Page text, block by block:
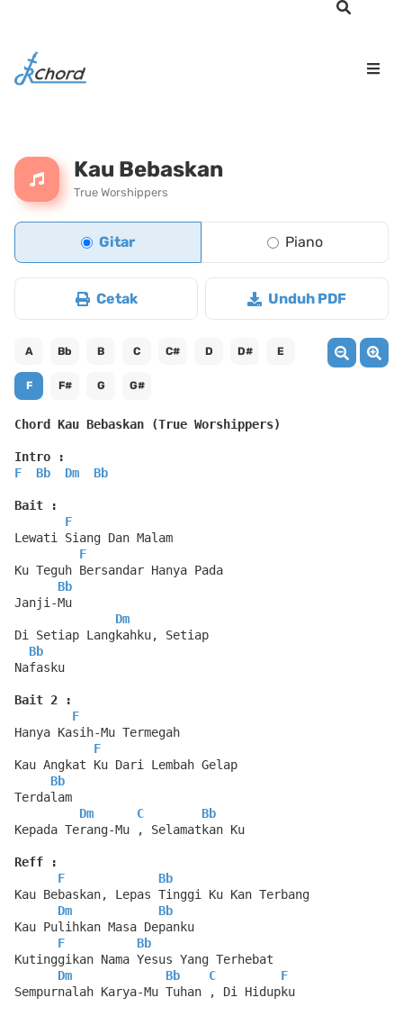
Kau Bebaskan
True Worshippers
Gitar Piano
Cetak Unduh PDF
A Bb B C C# D D# E
F F# G G#
Chord Kau Bebaskan (True Worshippers)
Intro :
F
Bb Dm Bb
Bait :
F
Lewati Siang Dan Malam
F
Ku Teguh Bersandar Hanya Pada
Bb
Janji-Mu
Dm
Di Setiap Langkahku, Setiap
Bb
Nafasku
Bait 2 :
F
Hanya Kasih-Mu Termegah
F
Kau Angkat Ku Dari Lembah Gelap
Bb
Terdalam
Dm
C
Bb
Kepada Terang-Mu , Selamatkan Ku
Reff :
F
Bb
Kau Bebaskan, Lepas Tinggi Ku Kan Terbang
Dm
Bb
Kau Pulihkan Masa Depanku
F
Bb
Kutinggikan Nama Yesus Yang Terhebat
Dm
Bb C
F
Sempurnalah Karya-Mu Tuhan , Di Hidupku